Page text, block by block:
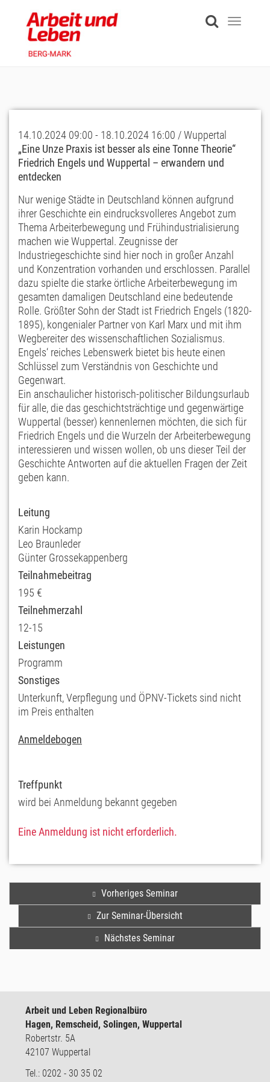
content
Toggle
14.10.2024 09:00 - 18.10.2024 16:00 / Wuppertal
„Eine Unze Praxis ist besser als eine Tonne Theorie“
Friedrich Engels und Wuppertal – erwandern und
entdecken
Nur wenige Städte in Deutschland können aufgrund
ihrer Geschichte ein eindrucksvolleres Angebot zum
Thema Arbeiterbewegung und Frühindustrialisierung
machen wie Wuppertal. Zeugnisse der
Industriegeschichte sind hier noch in großer Anzahl
und Konzentration vorhanden und erschlossen. Parallel
dazu spielte die starke örtliche Arbeiterbewegung im
gesamten damaligen Deutschland eine bedeutende
Rolle. Größter Sohn der Stadt ist Friedrich Engels (1820-
1895), kongenialer Partner von Karl Marx und mit ihm
Wegbereiter des wissenschaftlichen Sozialismus.
Engels‘ reiches Lebenswerk bietet bis heute einen
Schlüssel zum Verständnis von Geschichte und
Gegenwart.
Ein anschaulicher historisch-politischer Bildungsurlaub
für alle, die das geschichtsträchtige und gegenwärtige
Wuppertal (besser) kennenlernen möchten, die sich für
Friedrich Engels und die Wurzeln der Arbeiterbewegung
interessieren und wissen wollen, ob uns dieser Teil der
Geschichte Antworten auf die aktuellen Fragen der Zeit
geben kann.
Leitung
Karin Hockamp
Leo Braunleder
Günter Grossekappenberg
Teilnahmebeitrag
195 €
Teilnehmerzahl
12-15
Leistungen
Programm
Sonstiges
Unterkunft, Verpflegung und ÖPNV-Tickets sind nicht
im Preis enthalten
Anmeldebogen
Treffpunkt
wird bei Anmeldung bekannt gegeben
Eine Anmeldung ist nicht erforderlich.
Vorheriges Seminar
Zur Seminar-Übersicht
Nächstes Seminar
Arbeit und Leben Regionalbüro
Hagen, Remscheid, Solingen, Wuppertal
Robertstr. 5A
42107 Wuppertal
Tel.: 0202 - 30 35 02